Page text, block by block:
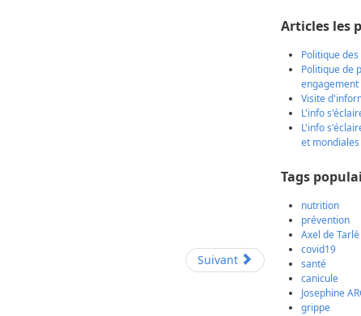
Suivant
Articles les
Politique des
Politique de
engagement
Visite
L'info
L'info
et
Tags
nutrition
prévention
Axel de Tarlé
covid19
santé
canicule
Josephine
grippe